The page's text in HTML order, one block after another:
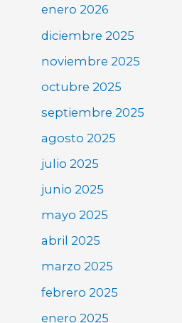
enero 2026
diciembre 2025
noviembre 2025
octubre 2025
septiembre 2025
agosto 2025
julio 2025
junio 2025
mayo 2025
abril 2025
marzo 2025
febrero 2025
enero 2025